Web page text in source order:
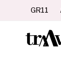
contenido
GR11